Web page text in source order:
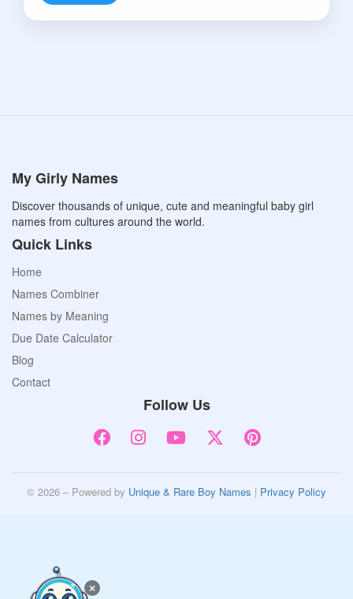
My Girly Names
Discover thousands of unique, cute and meaningful baby girl
names from cultures around the world.
Quick Links
Home
Names Combiner
Names by Meaning
Due Date Calculator
Blog
Contact
Follow Us
© 2026 – Powered by Unique & Rare Boy Names | Privacy Policy